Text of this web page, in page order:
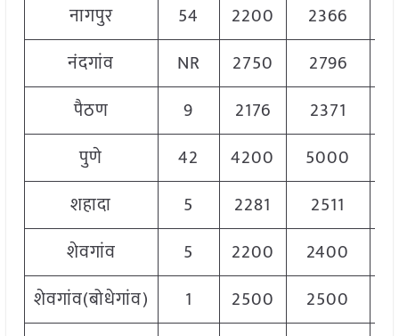
नागपुर
54 2200 2366
नंदगांव
NR 2750 2796
पैठण
9 2176 2371
पुणे
42 4200 5000
शहादा
5 2281 2511
शेवगांव
5 2200 2400
शेवगांव(बोधेगांव)
1 2500 2500